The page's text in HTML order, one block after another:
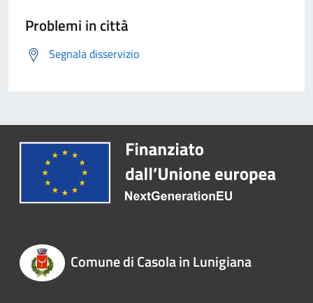
Problemi in città
Segnala disservizio
Comune di Casola in Lunigiana